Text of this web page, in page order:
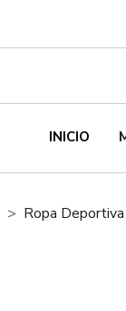
INICIO
Ropa Deportiva